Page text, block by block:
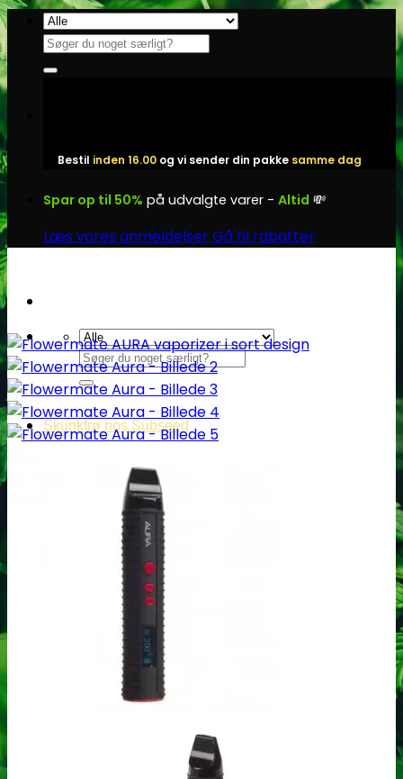
Fortsæt
indhold
Søg
efter:
Bestil inden 16.00 og vi sender din pakke samme dag
Spar op til 50% på udvalgte varer - Altid 💸
Læs vores anmeldelserGå til rabatter
Søg
efter:
Skunkfrø hos Subseed
Alle Cannabis -og Skunkfrø
Cannabis Sativa
Feminiseret Cannabis Sativa
Cannabis Sativa Hybrider
Autoblomstrende Cannabis Sativa
Hurtigblomstrende Sativa
Diverse Cannabis Sativa frø